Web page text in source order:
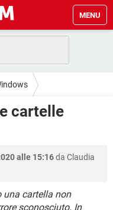
MENU
10
10
cartelle
alle 15:16da Claudia
una cartella non
sconosciuto. In